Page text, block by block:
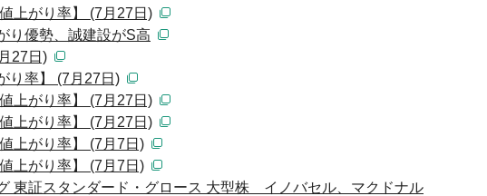
上がり率】 (7月27日)
り優勢、誠建設がS高
27日)
り率】 (7月27日)
上がり率】 (7月27日)
上がり率】 (7月27日)
上がり率】 (7月7日)
上がり率】 (7月7日)
東証スタンダード・グロース 大型株 イノバセル、マクドナル